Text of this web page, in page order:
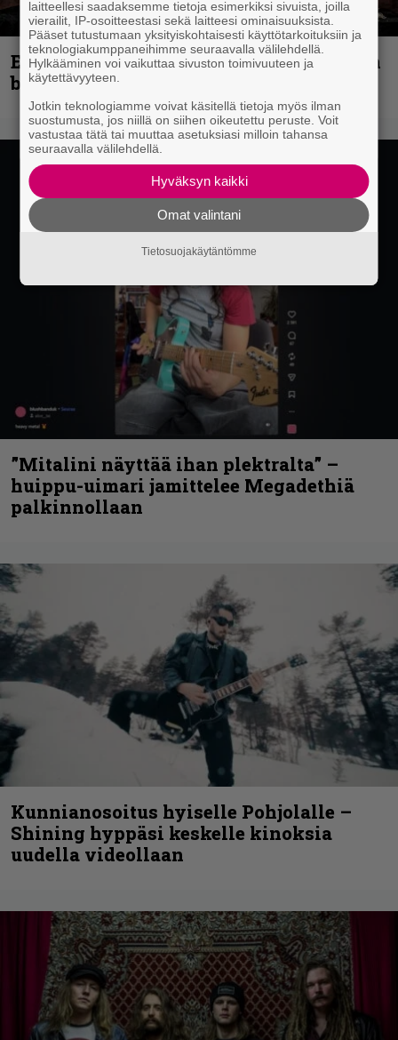
Espoon syyskuu käynnistyy kotimaisen
black metalin merkeissä
”Mitalini näyttää ihan plektralta” –
huippu-uimari jamittelee Megadethiä
palkinnollaan
Kunnianosoitus hyiselle Pohjolalle –
Shining hyppäsi keskelle kinoksia
uudella videollaan
laitteellesi saadaksemme tietoja esimerkiksi sivuista, joilla
vierailit, IP-osoitteestasi sekä laitteesi ominaisuuksista.
Pääset tutustumaan yksityiskohtaisesti käyttötarkoituksiin ja
teknologiakumppaneihimme seuraavalla välilehdellä.
Hylkääminen voi vaikuttaa sivuston toimivuuteen ja
käytettävyyteen.
Jotkin teknologiamme voivat käsitellä tietoja myös ilman
suostumusta, jos niillä on siihen oikeutettu peruste. Voit
vastustaa tätä tai muuttaa asetuksiasi milloin tahansa
seuraavalla välilehdellä.
Hyväksyn kaikki
Omat valintani
Tietosuojakäytäntömme